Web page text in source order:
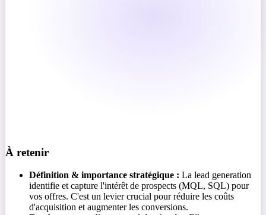
À retenir
Définition & importance stratégique : La lead generation
identifie et capture l'intérêt de prospects (MQL, SQL) pour
vos offres. C'est un levier crucial pour réduire les coûts
d'acquisition et augmenter les conversions.